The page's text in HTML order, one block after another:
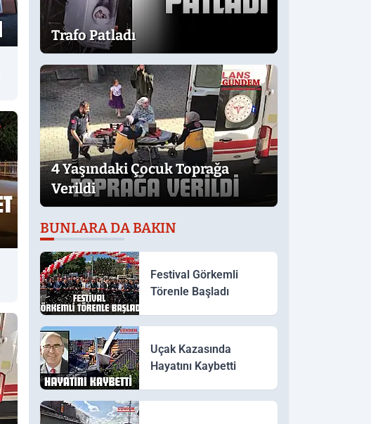
Trafo Patladı
4 Yaşındaki Çocuk Toprağa
Verildi
BUNLARA DA BAKIN
Festival Görkemli
Törenle Başladı
Uçak Kazasında
Hayatını Kaybetti